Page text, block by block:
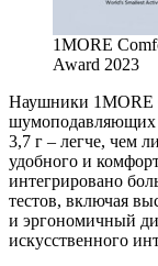
1MORE
Award 2023
Наушники 1MORE
шумоподавляющих
3,7 г – легче, чем
удобного и
интегрировано
тестов, включая
и эргономичный
искусственного